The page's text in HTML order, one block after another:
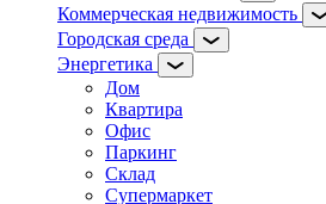
Коммерческая недвижимость
Городская среда
Энергетика
Дом
Квартира
Офис
Паркинг
Склад
Супермаркет